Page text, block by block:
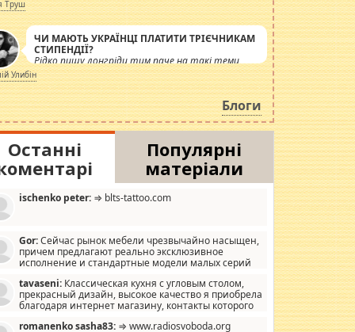
Труш
ЧИ МАЮТЬ УКРАЇНЦІ ПЛАТИТИ ТРІЄЧНИКАМ
СТИПЕНДІЇ?
Рідко пишу лонгріди тим паче на такі теми,
але вже просто дістало! Обурюють сьогоднішні
інсенуації навколо стипендіального питання.
Штучно роздувається ще одна соціальна
катастрофа.
Улибін
Блоги
Останні
Популярні
матеріали
ischenko peter: ⇒ blts-tattoo.com
Gor:Сейчас рынок мебели чрезвычайно насыщен,
причем предлагают реально эксклюзивное
исполнение и стандартные модели малых серий
мало походит на стандартные формы, в MebelOk,
и что главное - со вкусом все в порядке,
ненужных наворотов удорожающих мебель, а это не
tavaseni: Классическая кухня с угловым столом,
прекрасный дизайн, высокое качество я приобрела
благодаря интернет магазину, контакты которого
romanenko sasha83: ⇒ www.radiosvoboda.org